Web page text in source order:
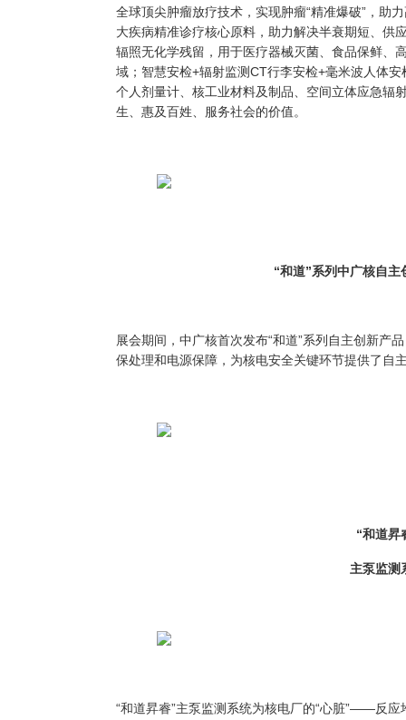
全球顶尖肿瘤放疗技术，实现肿瘤“精准爆破”，助
大疾病精准诊疗核心原料，助力解决半衰期短、供
辐照无化学残留，用于医疗器械灭菌、食品保鲜、
域；智慧安检+辐射监测CT行李安检+毫米波人体
个人剂量计、核工业材料及制品、空间立体应急辐
生、惠及百姓、服务社会的价值。
“和道”系列中广核自
展会期间，中广核首次发布“和道”系列自主创新产
保处理和电源保障，为核电安全关键环节提供了自
“和道昇
主泵监测
“和道昇睿”主泵监测系统为核电厂的“心脏”——反